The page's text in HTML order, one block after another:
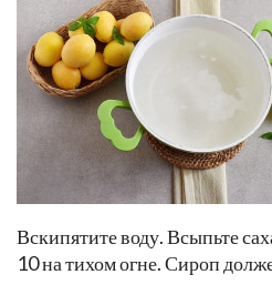
Вскипятите воду. Всыпьте
10 на тихом огне. Сироп